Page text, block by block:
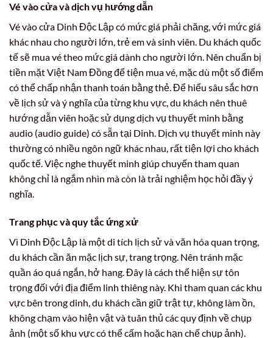
Vé vào cửa và dịch vụ hướng dẫn
Vé vào cửa Dinh Độc Lập có mức giá phải chăng, với mức giá
khác nhau cho người lớn, trẻ em và sinh viên. Du khách quốc
tế sẽ mua vé theo mức giá dành cho người lớn. Nên chuẩn bị
tiền mặt Việt Nam Đồng để tiện mua vé, mặc dù một số điểm
có thể chấp nhận thanh toán bằng thẻ. Để hiểu sâu sắc hơn
về lịch sử và ý nghĩa của từng khu vực, du khách nên thuê
hướng dẫn viên hoặc sử dụng dịch vụ thuyết minh bằng
audio (audio guide) có sẵn tại Dinh. Dịch vụ thuyết minh này
thường có nhiều ngôn ngữ khác nhau, rất tiện lợi cho khách
quốc tế. Việc nghe thuyết minh giúp chuyến tham quan
không chỉ là ngắm nhìn mà còn là trải nghiệm học hỏi đầy ý
nghĩa.
Trang phục và quy tắc ứng xử
Vì Dinh Độc Lập là một di tích lịch sử và văn hóa quan trọng,
du khách cần ăn mặc lịch sự, trang trọng. Nên tránh mặc
quần áo quá ngắn, hở hang. Đây là cách thể hiện sự tôn
trọng đối với địa điểm linh thiêng này. Khi tham quan các khu
vực bên trong dinh, du khách cần giữ trật tự, không làm ồn,
không chạm vào hiện vật và tuân thủ các quy định về chụp
ảnh (một số khu vực có thể cấm hoặc hạn chế chụp ảnh).